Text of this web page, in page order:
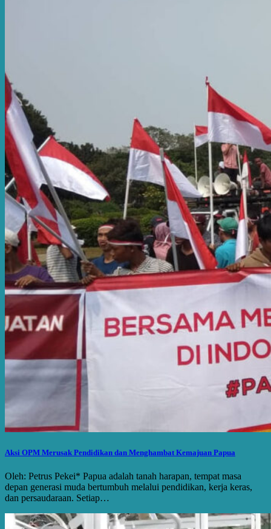
Aksi OPM Merusak Pendidikan dan Menghambat Kemajuan Papua
Oleh: Petrus Pekei* Papua adalah tanah harapan, tempat masa
depan generasi muda bertumbuh melalui pendidikan, kerja keras,
dan persaudaraan. Setiap…